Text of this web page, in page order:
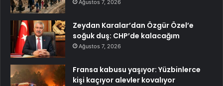
Ağustos 7, 2026
Zeydan Karalar’dan Özgür Özel’e
soğuk duş: CHP’de kalacağım
Ağustos 7, 2026
Fransa kabusu yaşıyor: Yüzbinlerce
kişi kaçıyor alevler kovalıyor